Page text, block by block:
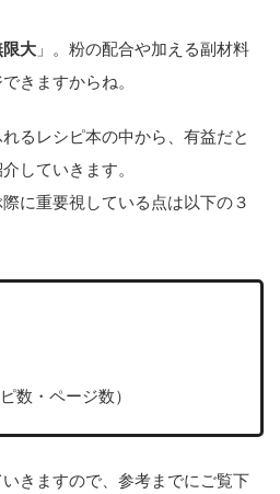
大 」。粉の配合や加える副材料
きますからね。
るレシピ本の中から、有益だと
していきます。
に重要視している点は以下の３
数・ページ数）
きますので、参考までにご覧下